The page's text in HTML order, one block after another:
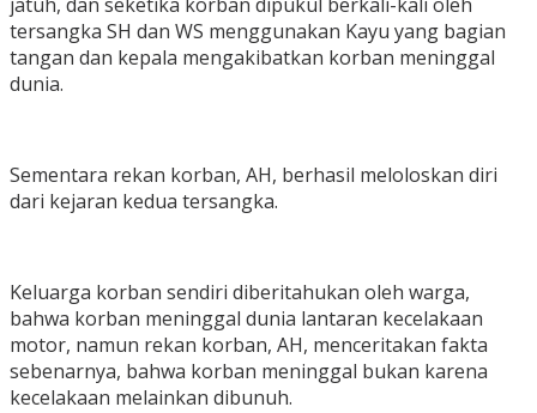
tersangka SH dan WS menggunakan Kayu yang bagian
tangan dan kepala mengakibatkan korban meninggal
dunia.
Sementara rekan korban, AH, berhasil meloloskan diri
dari kejaran kedua tersangka.
Keluarga korban sendiri diberitahukan oleh warga,
bahwa korban meninggal dunia lantaran kecelakaan
motor, namun rekan korban, AH, menceritakan fakta
sebenarnya, bahwa korban meninggal bukan karena
kecelakaan melainkan dibunuh.